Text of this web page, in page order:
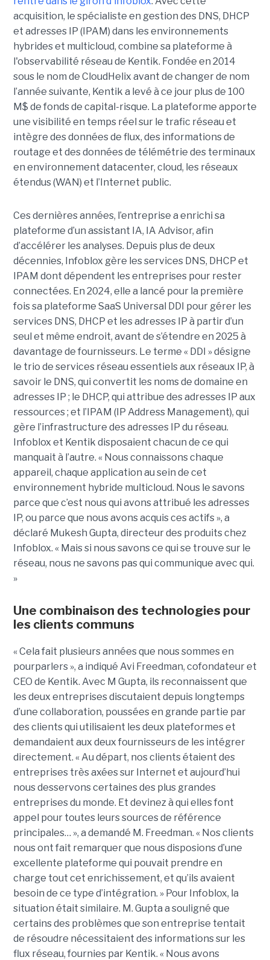
acquisition, le spécialiste en gestion des DNS, DHCP
et adresses IP (IPAM) dans les environnements
hybrides et multicloud, combine sa plateforme à
l'observabilité réseau de Kentik. Fondée en 2014
sous le nom de CloudHelix avant de changer de nom
l’année suivante, Kentik a levé à ce jour plus de 100
M$ de fonds de capital-risque. La plateforme apporte
une visibilité en temps réel sur le trafic réseau et
intègre des données de flux, des informations de
routage et des données de télémétrie des terminaux
en environnement datacenter, cloud, les réseaux
étendus (WAN) et l’Internet public.
Ces dernières années, l’entreprise a enrichi sa
plateforme d’un assistant IA, IA Advisor, afin
d’accélérer les analyses. Depuis plus de deux
décennies, Infoblox gère les services DNS, DHCP et
IPAM dont dépendent les entreprises pour rester
connectées. En 2024, elle a lancé pour la première
fois sa plateforme SaaS Universal DDI pour gérer les
services DNS, DHCP et les adresses IP à partir d’un
seul et même endroit, avant de s’étendre en 2025 à
davantage de fournisseurs. Le terme « DDI » désigne
le trio de services réseau essentiels aux réseaux IP, à
savoir le DNS, qui convertit les noms de domaine en
adresses IP ; le DHCP, qui attribue des adresses IP aux
ressources ; et l’IPAM (IP Address Management), qui
gère l’infrastructure des adresses IP du réseau.
Infoblox et Kentik disposaient chacun de ce qui
manquait à l’autre. « Nous connaissons chaque
appareil, chaque application au sein de cet
environnement hybride multicloud. Nous le savons
parce que c’est nous qui avons attribué les adresses
IP, ou parce que nous avons acquis ces actifs », a
déclaré Mukesh Gupta, directeur des produits chez
Infoblox. « Mais si nous savons ce qui se trouve sur le
réseau, nous ne savons pas qui communique avec qui.
»
Une combinaison des technologies pour
les clients communs
« Cela fait plusieurs années que nous sommes en
pourparlers », a indiqué Avi Freedman, cofondateur et
CEO de Kentik. Avec M Gupta, ils reconnaissent que
les deux entreprises discutaient depuis longtemps
d’une collaboration, poussées en grande partie par
des clients qui utilisaient les deux plateformes et
demandaient aux deux fournisseurs de les intégrer
directement. « Au départ, nos clients étaient des
entreprises très axées sur Internet et aujourd’hui
nous desservons certaines des plus grandes
entreprises du monde. Et devinez à qui elles font
appel pour toutes leurs sources de référence
principales… », a demandé M. Freedman. « Nos clients
nous ont fait remarquer que nous disposions d’une
excellente plateforme qui pouvait prendre en
charge tout cet enrichissement, et qu’ils avaient
besoin de ce type d’intégration. » Pour Infoblox, la
situation était similaire. M. Gupta a souligné que
certains des problèmes que son entreprise tentait
de résoudre nécessitaient des informations sur les
flux réseau, fournies par Kentik. « Nous avons